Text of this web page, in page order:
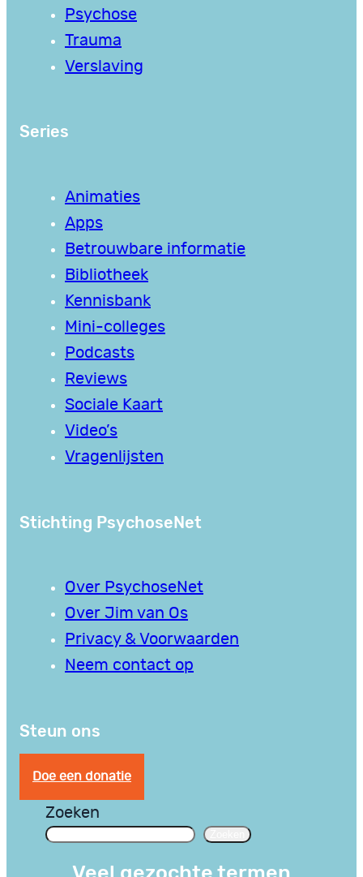
Psychose
Trauma
Verslaving
Series
Animaties
Apps
Betrouwbare informatie
Bibliotheek
Kennisbank
Mini-colleges
Podcasts
Reviews
Sociale Kaart
Video’s
Vragenlijsten
Stichting PsychoseNet
Over PsychoseNet
Over Jim van Os
Privacy & Voorwaarden
Neem contact op
Steun ons
Doe een donatie
Zoeken